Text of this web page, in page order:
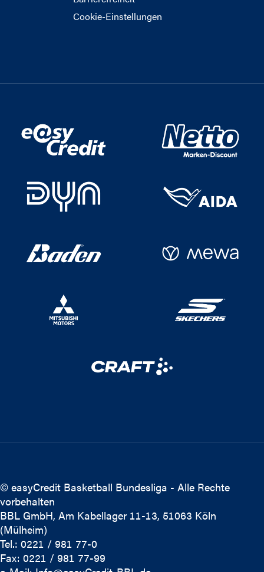
Cookie-Einstellungen
© easyCredit Basketball Bundesliga - Alle Rechte
vorbehalten
BBL GmbH, Am Kabellager 11-13, 51063 Köln
(Mülheim)
Tel.: 0221 / 981 77-0
Fax: 0221 / 981 77-99